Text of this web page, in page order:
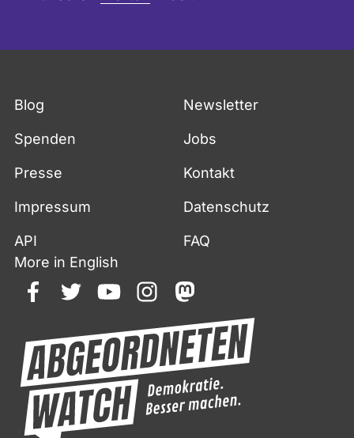
Blog Newsletter
Spenden Jobs
Presse Kontakt
Impressum Datenschutz
API
FAQ
More in English
facebooktwitteryoutubeinstagrammastodon